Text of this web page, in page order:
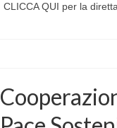
CLICCA QUI per la